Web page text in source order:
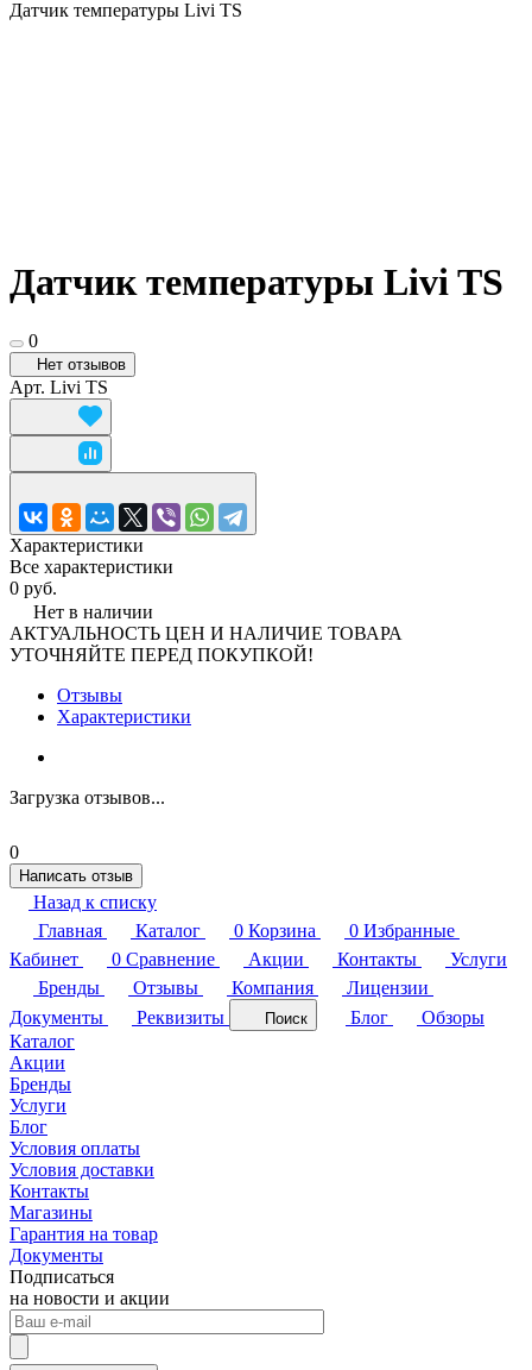
Датчик температуры Livi TS
Датчик температуры Livi TS
0
Нет отзывов
Арт. Livi TS
Характеристики
Все характеристики
0 руб.
Нет в наличии
АКТУАЛЬНОСТЬ ЦЕН И НАЛИЧИЕ ТОВАРА
УТОЧНЯЙТЕ ПЕРЕД ПОКУПКОЙ!
Отзывы
Характеристики
Загрузка отзывов...
0
Написать отзыв
Назад к списку
Главная
Каталог 0 Корзина 0 Избранные
Кабинет
0 Сравнение Акции Контакты
Услуги
Бренды
Отзывы Компания
Лицензии
Документы
Реквизиты Поиск Блог
Обзоры
Каталог
Акции
Бренды
Услуги
Блог
Условия оплаты
Условия доставки
Контакты
Магазины
Гарантия на товар
Документы
Подписаться
на новости и акции